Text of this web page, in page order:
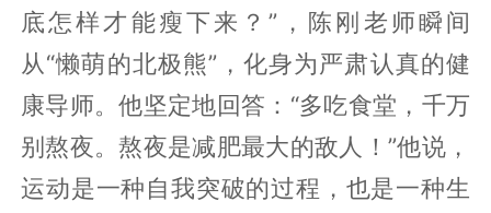
底怎样才能瘦下来？”，陈刚老师瞬间
从“懒萌的北极熊”，化身为严肃认真的健
康导师。他坚定地回答：“多吃食堂，千万
别熬夜。熬夜是减肥最大的敌人！”他说，
运动是一种自我突破的过程，也是一种生